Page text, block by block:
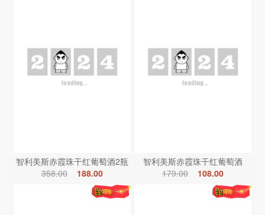
智利美斯赤霞珠干红葡萄酒2瓶
358.00
188.00
智利美斯赤霞珠干红葡萄酒
179.00
108.00